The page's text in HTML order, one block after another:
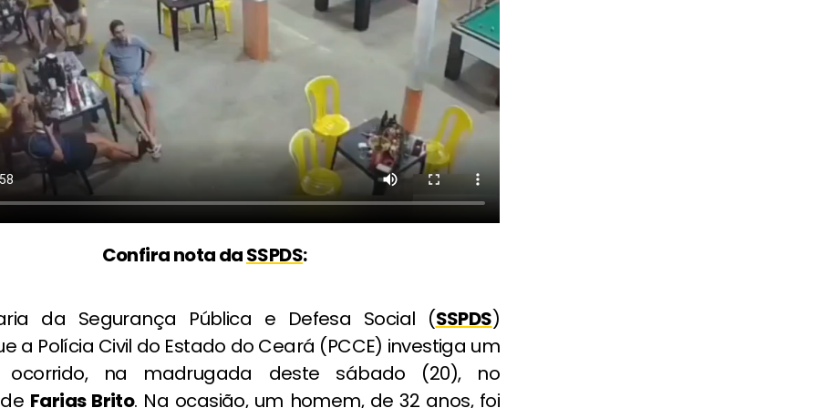
Confira nota daSSPDS:
da Segurança Pública e Defesa Social (SSPDS)
a Polícia Civil do Estado do Ceará (PCCE) investiga um
ocorrido, na madrugada deste sábado (20), no
Farias Brito. Na ocasião, um homem, de 32 anos, foi